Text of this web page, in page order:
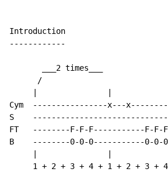
Introduction
------------
___2 times___
/
Cym  ----------------x---
S
FT   --------F-F-F-----------F-
B    --------0-0-0-----------0-0-
1 + 2 + 3 + 4 + 1 + 2 + 3 +